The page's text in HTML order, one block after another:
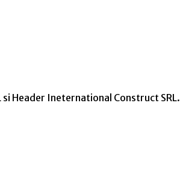
Header Ineternational Construct SRL.